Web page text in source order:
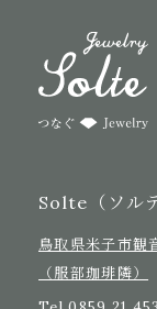
Solte（ソル
鳥取県米子市観
（服部珈琲隣）